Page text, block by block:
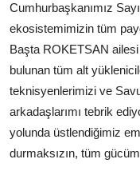
Cumhurbaşkanımız
ekosistemimizin tüm
Başta ROKETSAN
bulunan tüm alt
teknisyenlerimizi ve
arkadaşlarımı tebrik
yolunda üstlendiğimiz
durmaksızın, tüm